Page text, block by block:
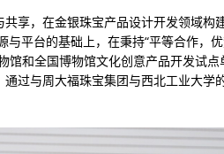
享，在金银珠宝产品设计开发领域构
平台的基础上，在秉持“平等合作，
馆和全国博物馆文化创意产品开发试点
过与周大福珠宝集团与西北工业大学